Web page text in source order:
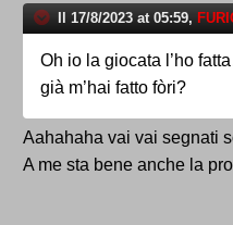
Il 17/8/2023 at 05:59,
Oh io la giocata l’ho
già m’hai fatto fòri?
Aahahaha vai vai segnati
A me sta bene anche la